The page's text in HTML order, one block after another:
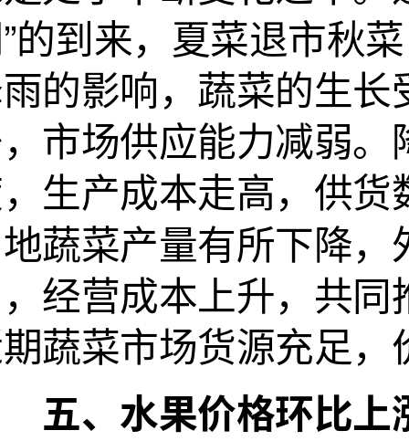
的到来，夏菜退市秋
的影响，蔬菜的生
市场供应能力减弱
生产成本走高，供
蔬菜产量有所下降
经营成本上升，共
蔬菜市场货源充足
水果价格环比上